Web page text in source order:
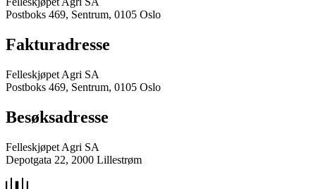
Postboks 469, Sentrum, 0105 Oslo
Fakturadresse
Felleskjøpet Agri SA
Postboks 469, Sentrum, 0105 Oslo
Besøksadresse
Felleskjøpet Agri SA
Depotgata 22, 2000 Lillestrøm